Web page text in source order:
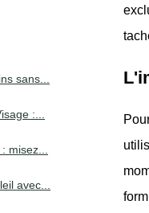
sans...
:...
misez...
avec...